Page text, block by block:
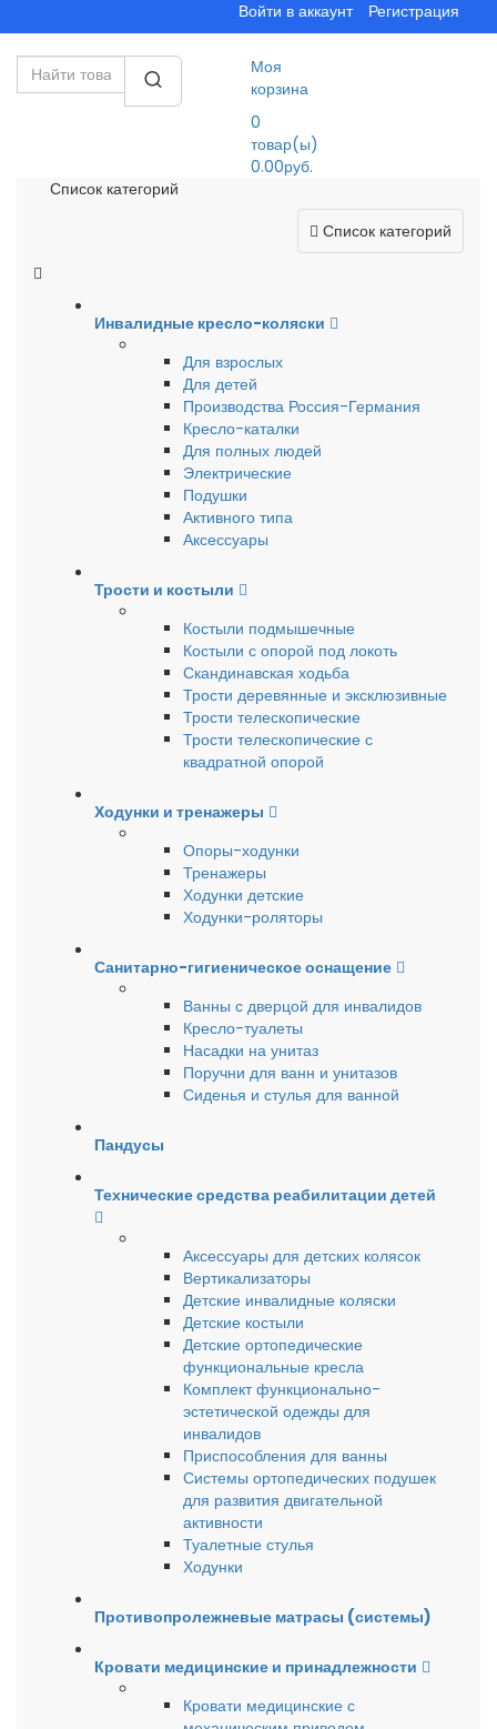
Войти в аккаунт Регистрация
Моя
корзина
0
товар(ы)
0.00руб.
Список категорий
Список категорий
Инвалидные кресло-коляски
Для взрослых
Для детей
Производства Россия-Германия
Кресло-каталки
Для полных людей
Электрические
Подушки
Активного типа
Аксессуары
Трости и костыли
Костыли подмышечные
Костыли с опорой под локоть
Скандинавская ходьба
Трости деревянные и эксклюзивные
Трости телескопические
Трости телескопические с
квадратной опорой
Ходунки и тренажеры
Опоры-ходунки
Тренажеры
Ходунки детские
Ходунки-роляторы
Санитарно-гигиеническое оснащение
Ванны с дверцой для инвалидов
Кресло-туалеты
Насадки на унитаз
Поручни для ванн и унитазов
Сиденья и стулья для ванной
Пандусы
Технические средства реабилитации детей
Аксессуары для детских колясок
Вертикализаторы
Детские инвалидные коляски
Детские костыли
Детские ортопедические
функциональные кресла
Комплект функционально-
эстетической одежды для
инвалидов
Приспособления для ванны
Системы ортопедических подушек
для развития двигательной
активности
Туалетные стулья
Ходунки
Противопролежневые матрасы (системы)
Кровати медицинские и принадлежности
Кровати медицинские с